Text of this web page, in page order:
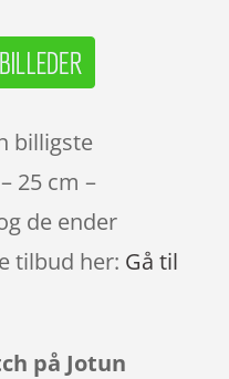
billigste
25 cm –
de ender
tilbud her: Gå til
på Jotun